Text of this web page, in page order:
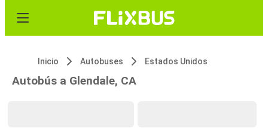
Inicio Autobuses Estados Unidos
Autobús a Glendale, CA